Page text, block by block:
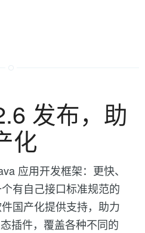
发布，助
化
应用开发框架：更快、
有自己接口标准规范的
国产化提供支持，助力
插件，覆盖各种不同的